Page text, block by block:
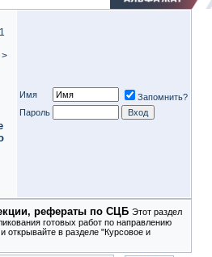
>
Имя
Запомнить?
Пароль
рефераты по СЦБ Этот раздел
готовых работ по направлению
в разделе "Курсовое и